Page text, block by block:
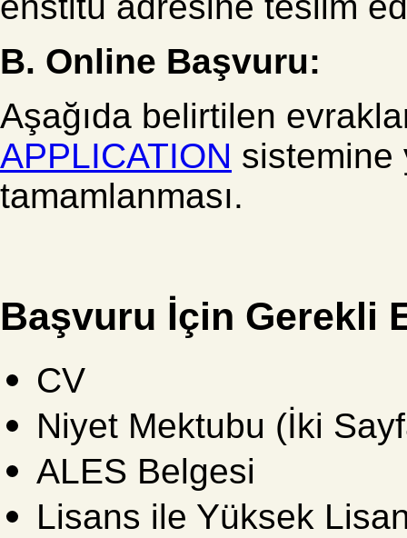
B. Online Başvuru:
Aşağıda belirtilen
APPLICATION sistemine
tamamlanması.
Başvuru İçin Gerekli
CV
Niyet Mektubu (İki
ALES Belgesi
Lisans ile Yüksek